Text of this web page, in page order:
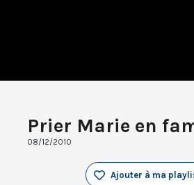
Prier Marie en
08/12/2010
Ajouter à ma